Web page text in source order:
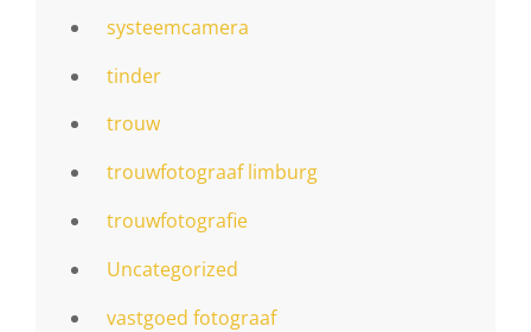
systeemcamera
tinder
trouw
trouwfotograaf limburg
trouwfotografie
Uncategorized
vastgoed fotograaf